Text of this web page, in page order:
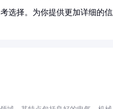
选择。为你提供更加详细的